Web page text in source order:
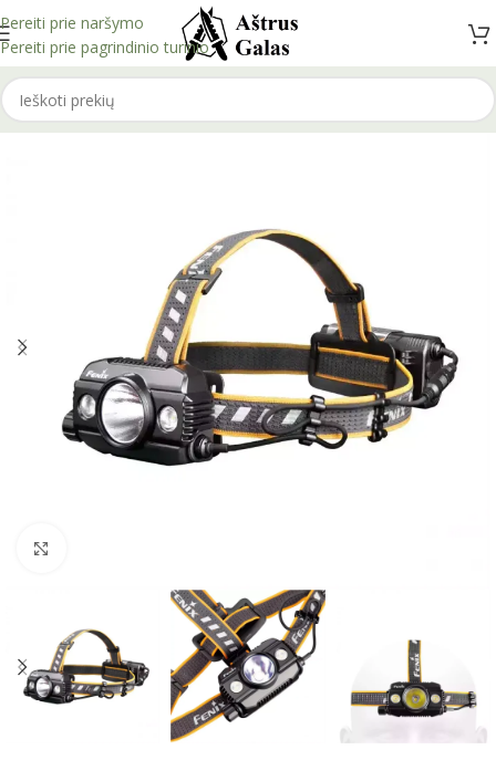
Pereiti prie naršymo
Pereiti prie pagrindinio turinio